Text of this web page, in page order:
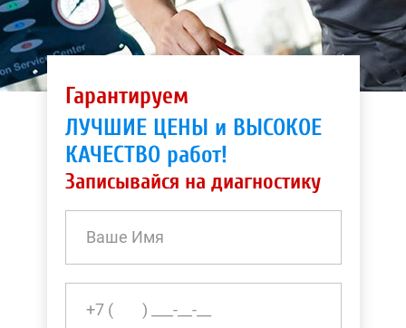
Гарантируем
ЛУЧШИЕ ЦЕНЫ и ВЫСОКОЕ
КАЧЕСТВО работ!
Записывайся на диагностику